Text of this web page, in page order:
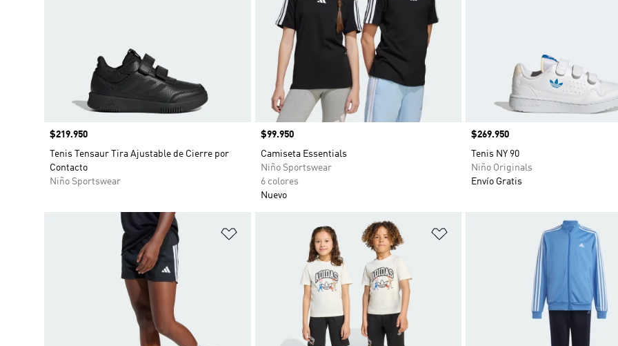
Precio
$219.950
Tenis Tensaur Tira Ajustable de Cierre por
Contacto
Niño Sportswear
Precio
$99.950
Camiseta Essentials
Niño Sportswear
6 colores
Nuevo
Precio
$269.950
Tenis NY 90
Niño Originals
Envío Gratis
Añadir a la lista de deseos Añadir a la lista de deseos